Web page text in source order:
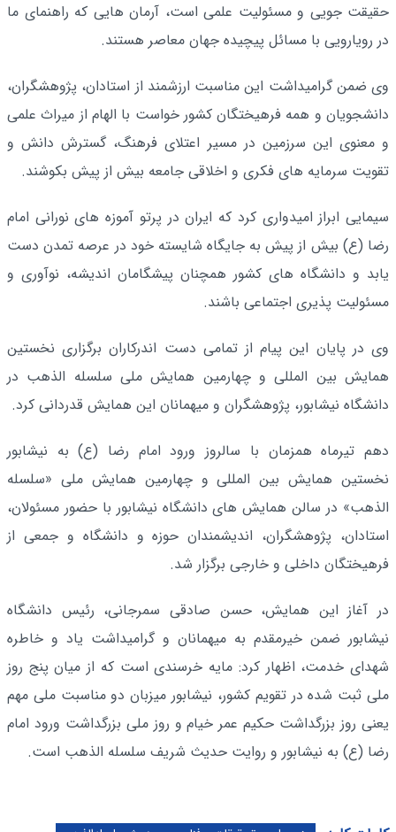
حقیقت‌ جویی و مسئولیت علمی است، آرمان‌ هایی که راهنمای ما
در رویارویی با مسائل پیچیده جهان معاصر هستند.
وی ضمن گرامیداشت این مناسبت ارزشمند از استادان، پژوهشگران،
دانشجویان و همه فرهیختگان کشور خواست با الهام از میراث علمی
و معنوی این سرزمین در مسیر اعتلای فرهنگ، گسترش دانش و
تقویت سرمایه‌ های فکری و اخلاقی جامعه بیش از پیش بکوشند.
سیمایی ابراز امیدواری کرد که ایران در پرتو آموزه‌ های نورانی امام
رضا (ع) بیش از پیش به جایگاه شایسته خود در عرصه تمدن دست
یابد و دانشگاه‌ های کشور همچنان پیشگامان اندیشه، نوآوری و
مسئولیت‌ پذیری اجتماعی باشند.
وی در پایان این پیام از تمامی دست‌ اندرکاران برگزاری نخستین
همایش بین‌ المللی و چهارمین همایش ملی سلسله‌ الذهب در
دانشگاه نیشابور، پژوهشگران و میهمانان این همایش قدردانی کرد.
دهم تیرماه همزمان با سالروز ورود امام رضا (ع) به نیشابور
نخستین همایش بین‌ المللی و چهارمین همایش ملی «سلسله‌
الذهب» در سالن همایش‌ های دانشگاه نیشابور با حضور مسئولان،
استادان، پژوهشگران، اندیشمندان حوزه و دانشگاه و جمعی از
فرهیختگان داخلی و خارجی برگزار شد.
در آغاز این همایش، حسن صادقی سمرجانی، رئیس دانشگاه
نیشابور ضمن خیرمقدم به میهمانان و گرامیداشت یاد و خاطره
شهدای خدمت، اظهار کرد: مایه خرسندی است که از میان پنج روز
ملی ثبت‌ شده در تقویم کشور، نیشابور میزبان دو مناسبت ملی مهم
یعنی روز بزرگداشت حکیم عمر خیام و روز ملی بزرگداشت ورود امام
رضا (ع) به نیشابور و روایت حدیث شریف سلسله‌ الذهب است.